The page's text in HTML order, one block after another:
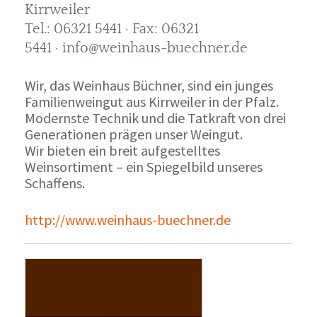
Kirrweiler
Tel.: 06321 5441 · Fax: 06321
5441 · info@weinhaus-buechner.de
Wir, das Weinhaus Büchner, sind ein junges
Familienweingut aus Kirrweiler in der Pfalz.
Modernste Technik und die Tatkraft von drei
Generationen prägen unser Weingut.
Wir bieten ein breit aufgestelltes
Weinsortiment – ein Spiegelbild unseres
Schaffens.
http://www.weinhaus-buechner.de